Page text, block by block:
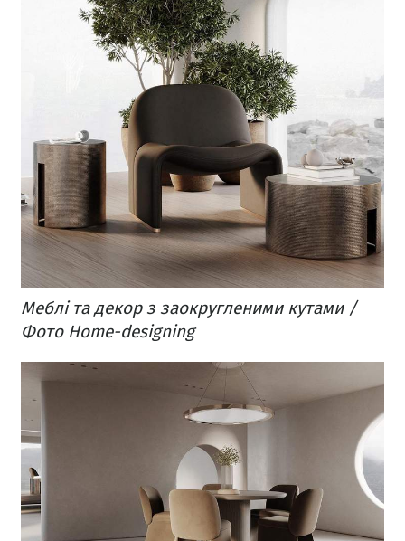
Меблі та декор з заокругленими кутами /
Фото Home-designing